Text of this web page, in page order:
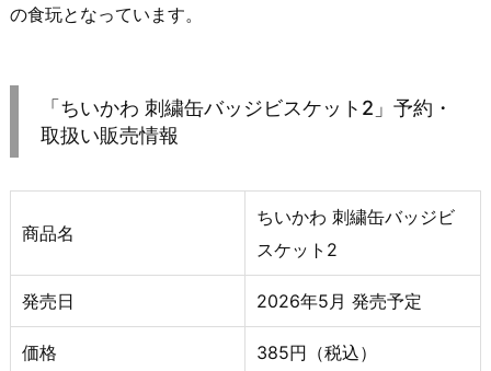
の食玩となっています。
「ちいかわ 刺繍缶バッジビスケット2」予約・
取扱い販売情報
商品名
ちいかわ 刺繍缶バッジビ
スケット2
発売日 2026年5月 発売予定
価格 385円（税込）